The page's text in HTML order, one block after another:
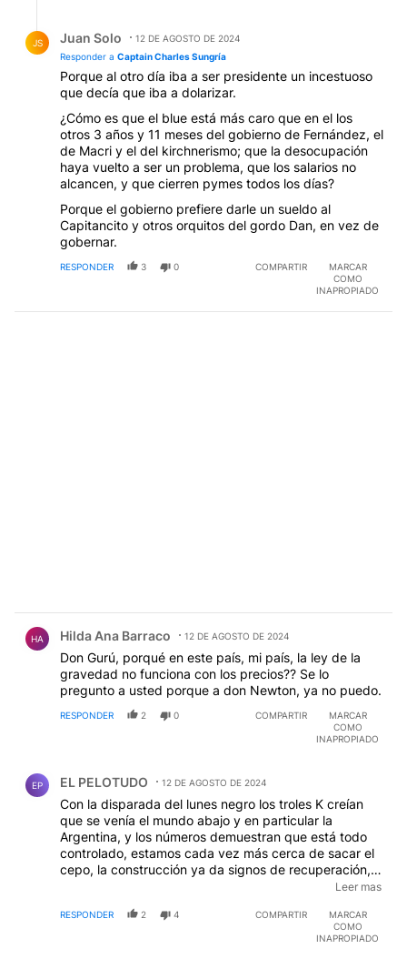
JS Juan Solo
12 DE AGOSTO DE 2024
Responder a Captain Charles Sungría
Porque al otro día iba a ser presidente un incestuoso
que decía que iba a dolarizar.
¿Cómo es que el blue está más caro que en el los
otros 3 años y 11 meses del gobierno de Fernández, el
de Macri y el del kirchnerismo; que la desocupación
haya vuelto a ser un problema, que los salarios no
alcancen, y que cierren pymes todos los días?
Porque el gobierno prefiere darle un sueldo al
Capitancito y otros orquitos del gordo Dan, en vez de
gobernar.
RESPONDER 3 0 COMPARTIR
MARCAR
COMO
INAPROPIADO
HA Hilda Ana Barraco 12 DE AGOSTO DE 2024
Don Gurú, porqué en este país, mi país, la ley de la
gravedad no funciona con los precios?? Se lo
pregunto a usted porque a don Newton, ya no puedo.
RESPONDER 2 0 COMPARTIR
MARCAR
COMO
INAPROPIADO
EP EL PELOTUDO 12 DE AGOSTO DE 2024
Con la disparada del lunes negro los troles K creían
que se venía el mundo abajo y en particular la
Argentina, y los números demuestran que está todo
controlado, estamos cada vez más cerca de sacar el
cepo, la construcción ya da signos de recuperación,
desastre que fue el peronismo.
Leer mas
RESPONDER 2 4 COMPARTIR
MARCAR
COMO
INAPROPIADO